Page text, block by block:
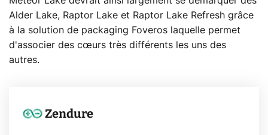
Alder Lake, Raptor Lake et Raptor Lake Refresh grâce
à la solution de packaging Foveros laquelle permet
d'associer des cœurs très différents les uns des
autres.
Zendure